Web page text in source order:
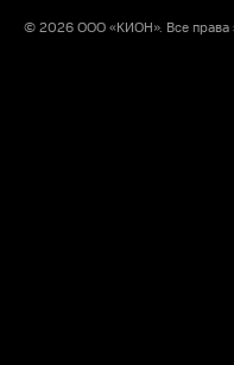
© 2026 ООО «КИОН». Все права